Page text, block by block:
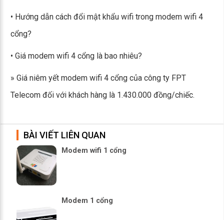
• Hướng dẫn cách đổi mật khẩu wifi trong modem wifi 4
cổng?
• Giá modem wifi 4 cổng là bao nhiêu?
» Giá niêm yết modem wifi 4 cổng của công ty FPT
Telecom đối với khách hàng là 1.430.000 đồng/chiếc.
BÀI VIẾT LIÊN QUAN
Modem wifi 1 cổng
Modem 1 cổng